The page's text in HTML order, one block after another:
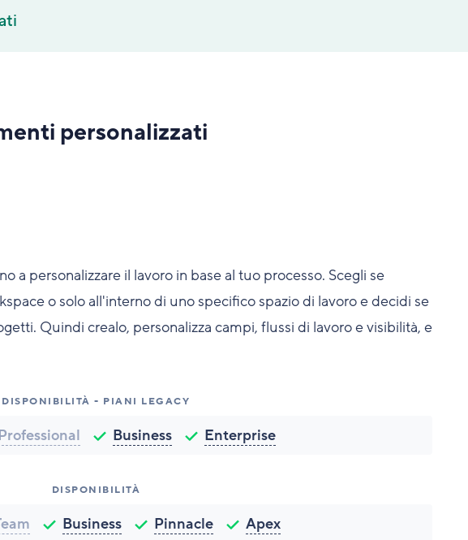
personalizzati
a personalizzare il lavoro in base al tuo processo. Scegli se
o solo all'interno di uno specifico spazio di lavoro e decidi se
Quindi crealo, personalizza campi, flussi di lavoro e visibilità, e
DISPONIBILITÀ - PIANI LEGACY
Business Enterprise
DISPONIBILITÀ
Business Pinnacle Apex